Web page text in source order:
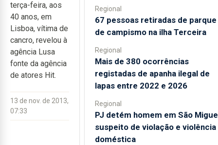
terça-feira, aos
40 anos, em
Lisboa, vítima de
cancro, revelou à
agência Lusa
fonte da agência
de atores Hit.
13 de nov. de 2013,
07:33
Regional
67 pessoas retiradas de parque
de campismo na ilha Terceira
Regional
Mais de 380 ocorrências
registadas de apanha ilegal de
lapas entre 2022 e 2026
Regional
PJ detém homem em São
suspeito de violação e violência
doméstica